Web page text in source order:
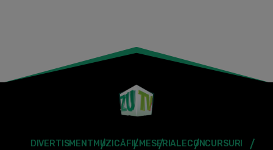
DIVERTISMENT MUZICĂFILMESERIALECONCURSURI